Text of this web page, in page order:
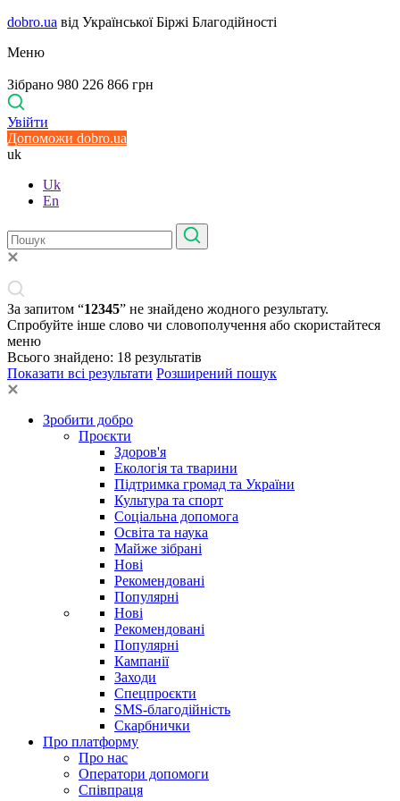
dobro.ua від Української Біржі Благодійності
Меню
Зібрано 980 226 866 грн
Увійти
Допоможи dobro.ua
uk
Uk
En
За запитом “12345” не знайдено жодного результату.
Спробуйте інше слово чи словополучення або скористайтеся
меню
Всього знайдено: 18 результатів
Показати всі результати Розширений пошук
Зробити добро
Проєкти
Здоров'я
Екологія та тварини
Підтримка громад та України
Культура та спорт
Соціальна допомога
Освіта та наука
Майже зібрані
Нові
Рекомендовані
Популярні
Нові
Рекомендовані
Популярні
Кампанії
Заходи
Спецпроєкти
SMS-благодійність
Скарбнички
Про платформу
Про нас
Оператори допомоги
Співпраця